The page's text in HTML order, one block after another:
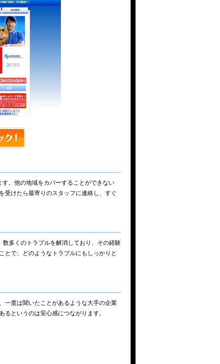
。他の地域をカバーすることができない
受けたら最寄りのスタッフに連絡し、すぐ
多くのトラブルを解消しており、その経験
とで、どのようなトラブルにもしっかりと
一度は聞いたことがあるような大手の企業
というのは安心感につながります。